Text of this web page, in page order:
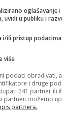
oglašavanje
uvidi u publiku i
i/ili pristup
više
podaci obrađivati,
i druge
241 partner ili
partneri možemo
partnera.